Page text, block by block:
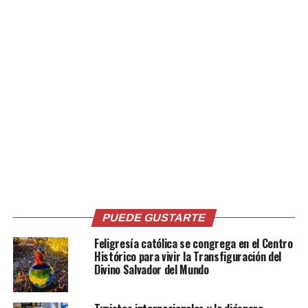
Me gusta esto:
PUEDE GUSTARTE
Feligresía católica se congrega en el Centro
Histórico para vivir la Transfiguración del
Divino Salvador del Mundo